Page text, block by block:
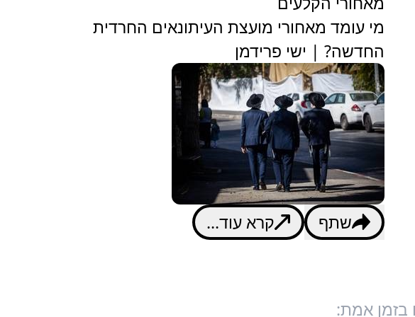
מי עומד מאחורי מועצת העיתונאים החרדית
החדשה? | ישי פרידמן
קרא עוד... שתף
בזמן אמת: